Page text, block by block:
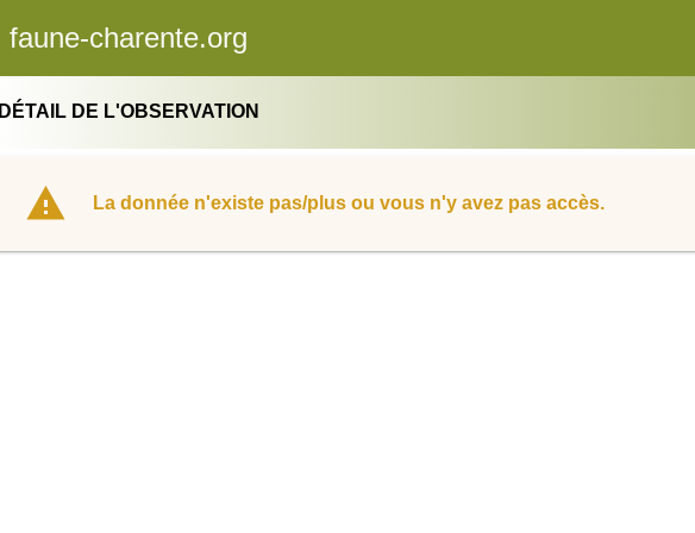
faune-charente.org
DÉTAIL DE L'OBSERVATION
La donnée n'existe pas/plus ou vous n'y avez pas accès.